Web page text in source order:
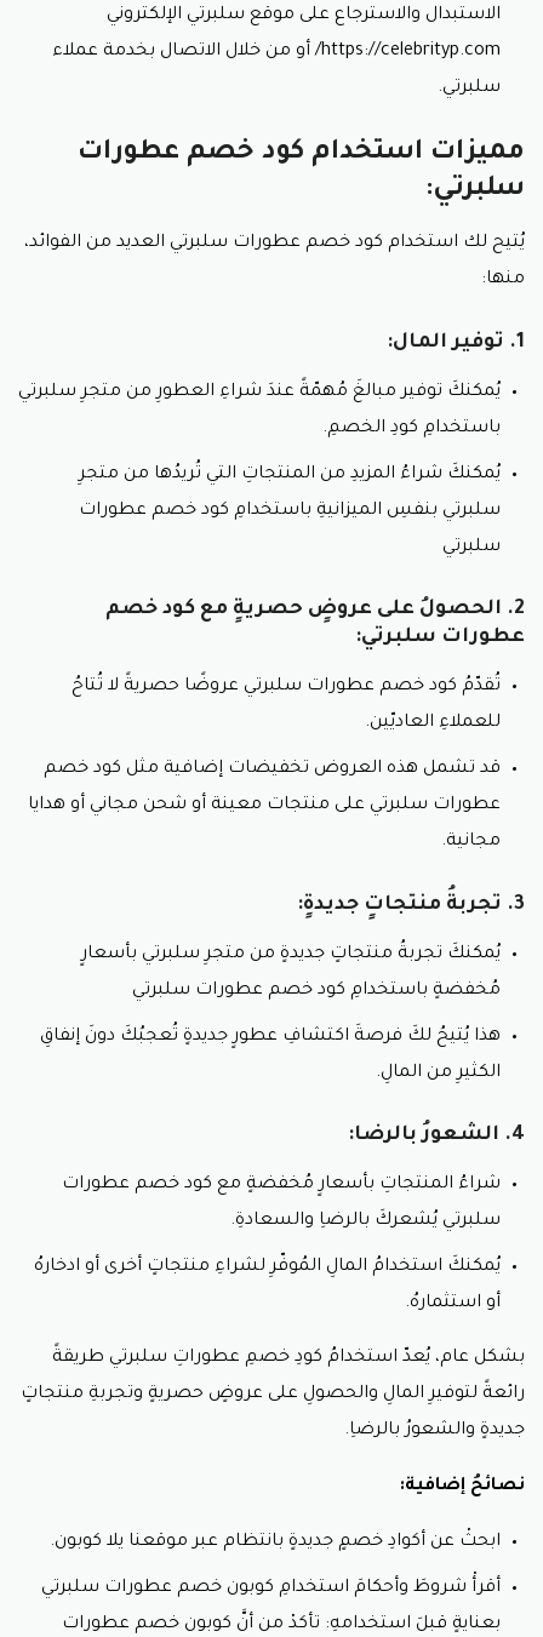
الاستبدال والاسترجاع على موقع سلبرتي الإلكتروني
https://celebrityp.com/ أو من خلال الاتصال بخدمة عملاء
سلبرتي.
مميزات استخدام كود خصم عطورات
سلبرتي:
يُتيح لك استخدام كود خصم عطورات سلبرتي العديد من الفوائد،
منها:
1. توفير المال:
يُمكنكَ توفير مبالغَ مُهمّةً عندَ شراءِ العطورِ من متجرِ سلبرتي
باستخدامِ كودِ الخصمِ.
يُمكنكَ شراءُ المزيدِ من المنتجاتِ التي تُريدُها من متجرِ
سلبرتي بنفسِ الميزانيةِ باستخدامِ كود خصم عطورات
سلبرتي
2. الحصولُ على عروضٍ حصريةٍ مع كود خصم
عطورات سلبرتي:
تُقدّمُ كود خصم عطورات سلبرتي عروضًا حصريةً لا تُتاحُ
للعملاءِ العاديّين.
قد تشمل هذه العروض تخفيضات إضافية مثل كود خصم
عطورات سلبرتي على منتجات معينة أو شحن مجاني أو هدايا
مجانية.
3. تجربةُ منتجاتٍ جديدةٍ:
يُمكنكَ تجربةُ منتجاتٍ جديدةٍ من متجرِ سلبرتي بأسعارٍ
مُخفضةٍ باستخدامِ كود خصم عطورات سلبرتي
هذا يُتيحُ لكَ فرصةَ اكتشافِ عطورٍ جديدةٍ تُعجبُكَ دونَ إنفاقِ
الكثيرِ من المالِ.
4. الشعورُ بالرضا:
شراءُ المنتجاتِ بأسعارٍ مُخفضةٍ مع كود خصم عطورات
سلبرتي يُشعركَ بالرضاِ والسعادةِ.
يُمكنكَ استخدامُ المالِ المُوفّرِ لشراءِ منتجاتٍ أخرى أو ادخارهُ
أو استثمارهُ.
بشكل عام، يُعدّ استخدامُ كودِ خصمِ عطوراتِ سلبرتي طريقةً
رائعةً لتوفيرِ المالِ والحصولِ على عروضٍ حصريةٍ وتجربةِ منتجاتٍ
جديدةٍ والشعورُ بالرضاِ.
نصائحُ إضافية:
ابحثْ عن أكوادِ خصمٍ جديدةٍ بانتظام عبر موقعنا يلا كوبون.
أقرأْ شروطَ وأحكامَ استخدامِ كوبون خصم عطورات سلبرتي
بعنايةٍ قبلَ استخدامهِ: تأكدْ من أنَّ كوبون خصم عطورات